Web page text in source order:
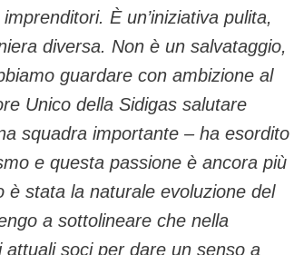
È un’iniziativa pulita,
diversa. Non è un salvataggio,
guardare con ambizione al
Unico della Sidigas salutare
squadra importante – ha esordito
e questa passione è ancora più
è stata la naturale evoluzione del
a sottolineare che nella
soci per dare un senso a